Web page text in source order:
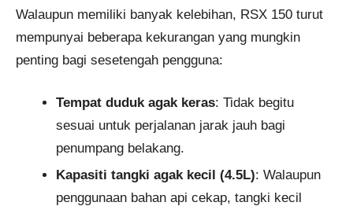
Walaupun memiliki banyak kelebihan, RSX 150 turut
mempunyai beberapa kekurangan yang mungkin
penting bagi sesetengah pengguna:
Tempat duduk agak keras: Tidak begitu
sesuai untuk perjalanan jarak jauh bagi
penumpang belakang.
Kapasiti tangki agak kecil (4.5L): Walaupun
penggunaan bahan api cekap, tangki kecil